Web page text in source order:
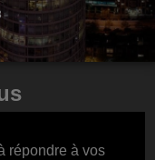
répondre à vos